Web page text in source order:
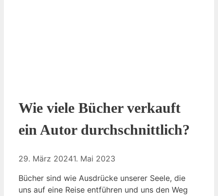
Wie viele Bücher verkauft
ein Autor durchschnittlich?
29. März 20241. Mai 2023
Bücher sind wie Ausdrücke unserer Seele, die
uns auf eine Reise entführen und uns den Weg